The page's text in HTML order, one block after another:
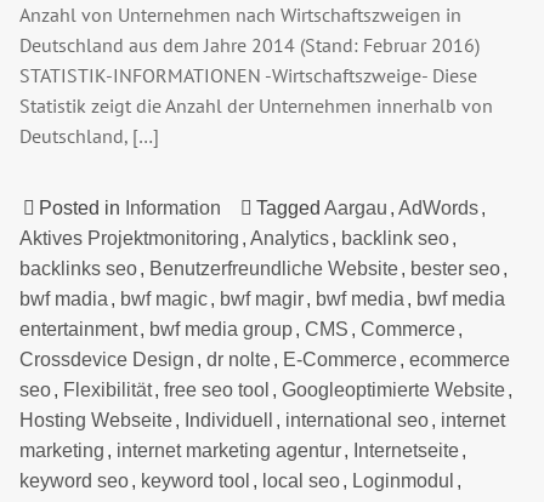
Anzahl von Unternehmen nach Wirtschaftszweigen in
Deutschland aus dem Jahre 2014 (Stand: Februar 2016)
STATISTIK-INFORMATIONEN -Wirtschaftszweige- Diese
Statistik zeigt die Anzahl der Unternehmen innerhalb von
Deutschland, […]
Posted in Information Tagged Aargau , AdWords,
Aktives Projektmonitoring , Analytics, backlink seo,
backlinks seo, Benutzerfreundliche Website, bester seo,
bwf madia , bwf magic, bwf magir, bwf media , bwf media
entertainment, bwf media group, CMS , Commerce,
Crossdevice Design , dr nolte, E-Commerce, ecommerce
seo, Flexibilität, free seo tool , Googleoptimierte Website,
Hosting Webseite, Individuell , international seo, internet
marketing , internet marketing agentur, Internetseite,
keyword seo, keyword tool , local seo, Loginmodul ,